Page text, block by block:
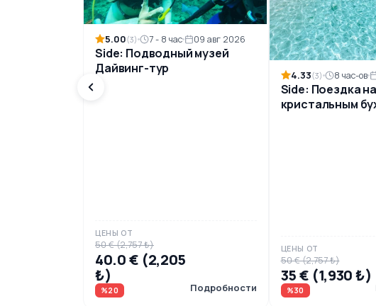
5.00(3) 7 - 8 час 09 авг 2026
Side: Подводный музей
Дайвинг-тур
ЦЕНЫ ОТ
50 € (2,757 ₺)
40.0 € (2,205
₺)
%20 Подробности
4.33(3) 8 час-ов
Side: Поездка
кристальным
ЦЕНЫ ОТ
50 € (2,757 ₺)
35 € (1,930 ₺)
%30